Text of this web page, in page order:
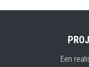
Een